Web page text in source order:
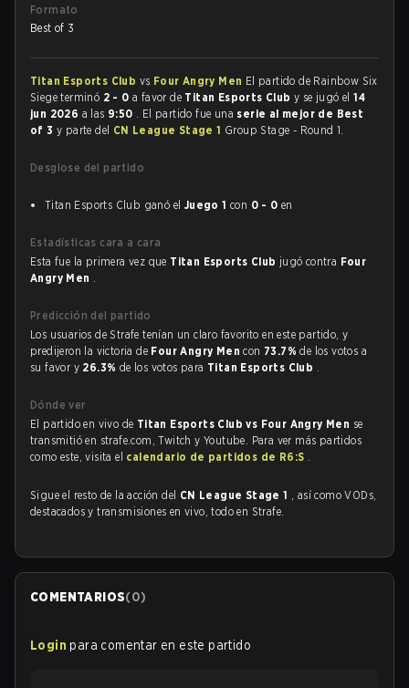
Formato
Best of 3
Titan Esports Club vs Four Angry Men El partido de Rainbow Six
Siege terminó 2 - 0 a favor de Titan Esports Cluby se jugó el14
jun 2026 a las 9:50 . El partido fue una serie al mejor de Best
of 3 y parte del CN League Stage 1 Group Stage - Round 1.
Desglose del partido
Titan Esports Club ganó el Juego 1 con 0 - 0 en
Estadísticas cara a cara
Esta fue la primera vez que Titan Esports Club jugó contra Four
Angry Men .
Predicción del partido
Los usuarios de Strafe tenían un claro favorito en este partido, y
predijeron la victoria de Four Angry Mencon 73.7%de los votos a
su favor y 26.3% de los votos para Titan Esports Club .
Dónde ver
El partido en vivo de Titan Esports Club vs Four Angry Men se
transmitió en strafe.com, Twitch y Youtube. Para ver más partidos
como este, visita el calendario de partidos de R6:S .
Sigue el resto de la acción del CN League Stage 1 , así como VODs,
destacados y transmisiones en vivo, todo en Strafe.
COMENTARIOS(0)
Login para comentar en este partido